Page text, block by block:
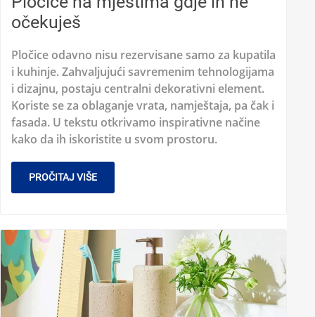
očekuješ
Pločice odavno nisu rezervisane samo za kupatila
i kuhinje. Zahvaljujući savremenim tehnologijama
i dizajnu, postaju centralni dekorativni element.
Koriste se za oblaganje vrata, namještaja, pa čak i
fasada. U tekstu otkrivamo inspirativne načine
kako da ih iskoristite u svom prostoru.
PROČITAJ VIŠE